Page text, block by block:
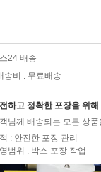
24 배송
송비 : 무료배송
하고 정확한 포장을 위
님께 배송되는 모든 상
: 안전한 포장 관리
범위 : 박스 포장 작업